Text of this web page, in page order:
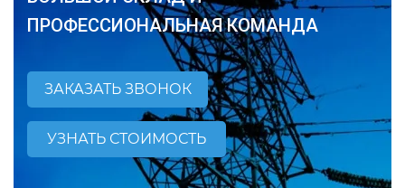
ПРОФЕССИОНАЛЬНАЯ КОМАНДА
ЗАКАЗАТЬ ЗВОНОК
УЗНАТЬ СТОИМОСТЬ